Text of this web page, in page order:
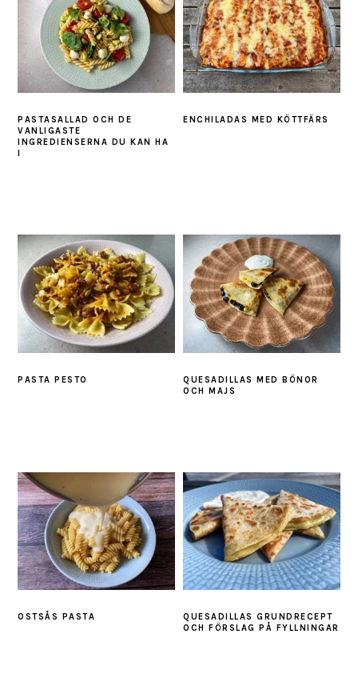
PASTASALLAD OCH DE
VANLIGASTE
INGREDIENSERNA DU KAN HA
ENCHILADAS MED KÖTTFÄRS
PASTA PESTO
QUESADILLAS MED BÖNOR
OCH MAJS
OSTSÅS PASTA
QUESADILLAS GRUNDRECEPT
OCH FÖRSLAG PÅ FYLLNINGAR